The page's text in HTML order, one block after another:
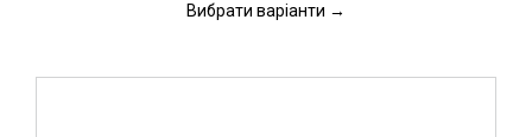
Вибрати варіанти →